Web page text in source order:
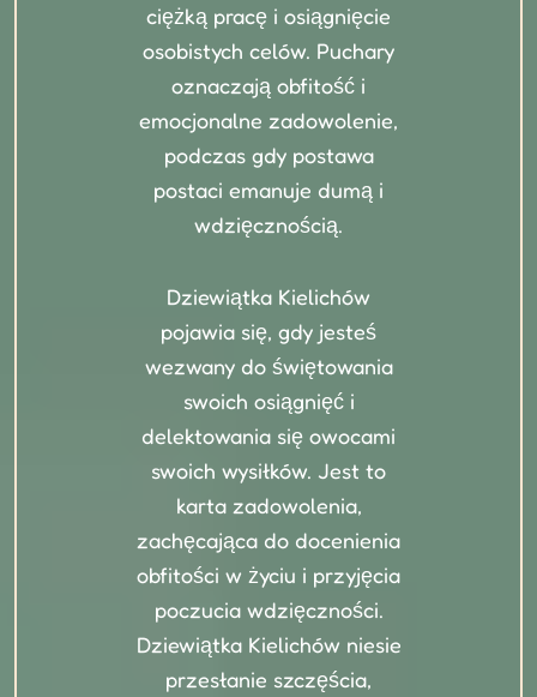
ciężką pracę i osiągnięcie
osobistych celów. Puchary
oznaczają obfitość i
emocjonalne zadowolenie,
podczas gdy postawa
postaci emanuje dumą i
wdzięcznością.
Dziewiątka Kielichów
pojawia się, gdy jesteś
wezwany do świętowania
swoich osiągnięć i
delektowania się owocami
swoich wysiłków. Jest to
karta zadowolenia,
zachęcająca do docenienia
obfitości w życiu i przyjęcia
poczucia wdzięczności.
Dziewiątka Kielichów niesie
przesłanie szczęścia,